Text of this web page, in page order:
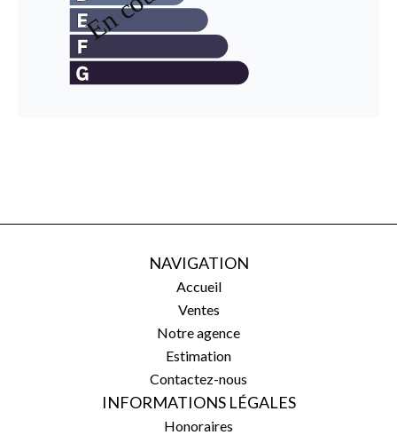
NAVIGATION
Accueil
Ventes
Notre agence
Estimation
Contactez-nous
INFORMATIONS LÉGALES
Honoraires